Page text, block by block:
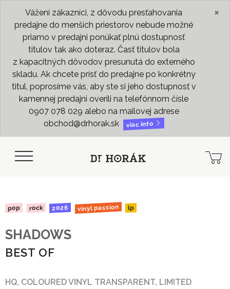
Vážení zákazníci, z dôvodu presťahovania
predajne do menších priestorov nebude možné
priamo v predajni ponúkať plnú dostupnosť
titulov tak ako doteraz. Časť titulov bola
z kapacitných dôvodov presunutá do externého
skladu. Ak chcete prísť do predajne po konkrétny
titul, poprosíme vás, aby ste si jeho dostupnosť v
kamennej predajni overili na telefónnom čísle
0907 078 029 alebo na mailovej adrese
obchod@drhorak.sk
viac info
×
pop rock 2026 vinyl passion lp
SHADOWS
BEST OF
HQ, COLOURED VINYL TRANSPARENT, LIMITED